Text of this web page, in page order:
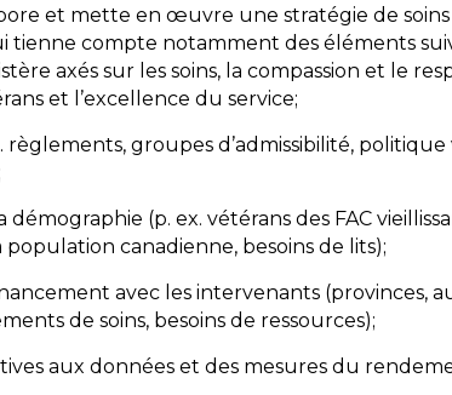
et mette en œuvre une stratégie de
compte notamment des éléments
axés sur les soins, la compassion et le
et l’excellence du service;
règlements, groupes d’admissibilité,
(p. ex. vétérans des FAC
population canadienne, besoins de lits);
avec les intervenants (provinces,
de soins, besoins de ressources);
aux données et des mesures du